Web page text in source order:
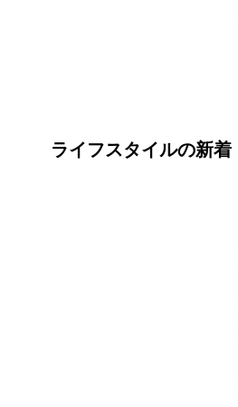
ライフスタイルの新着